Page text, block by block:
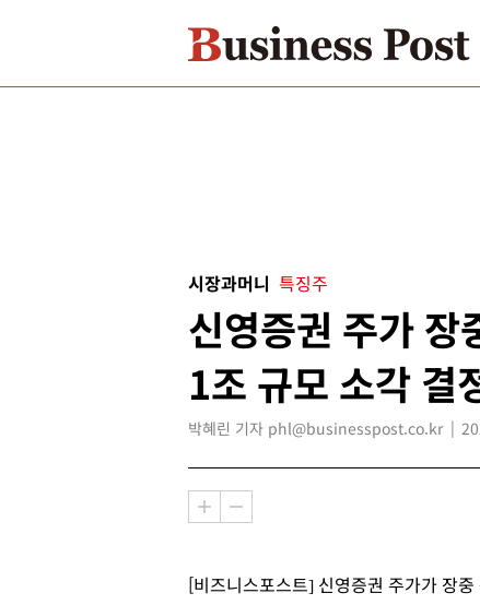
시장과머니 특징주
신영증권 주가
1조 규모 소각 결
박혜린 기자 phl@businesspost.co.kr
[비즈니스포스트] 신영증권 주가가 장